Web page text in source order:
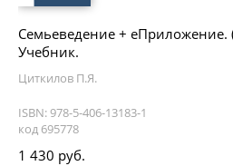
Семьеведение + еПриложение.
Учебник.
Циткилов П.Я.
ISBN: 978-5-406-13183-1
код 695778
1 430 руб.